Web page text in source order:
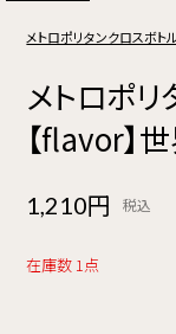
メトロポリタンクロスボト
メトロポ
【flavor】
1,210円 税込
在庫数 1点